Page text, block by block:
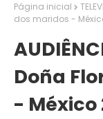
Página inicial
dos maridos -
Doña
- México